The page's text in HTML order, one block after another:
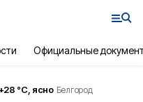
Официальные
28 °С, ясно Белгород